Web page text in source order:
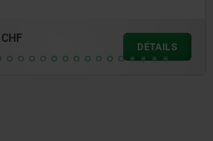
0,19 CHF
hors frais d’envoi